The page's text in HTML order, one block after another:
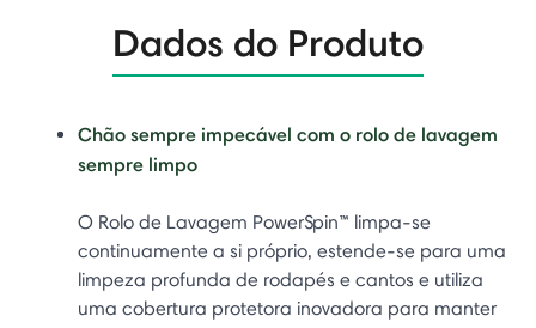
Dados do Produto
Chão sempre impecável com o rolo de lavagem
sempre limpo
O Rolo de Lavagem PowerSpin™ limpa-se
continuamente a si próprio, estende-se para uma
limpeza profunda de rodapés e cantos e utiliza
uma cobertura protetora inovadora para manter